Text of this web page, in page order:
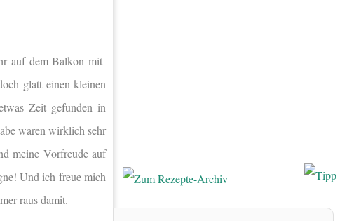
auf dem Balkon mit
glatt einen kleinen
Zeit gefunden in
waren wirklich sehr
meine Vorfreude auf
Und ich freue mich
raus damit.